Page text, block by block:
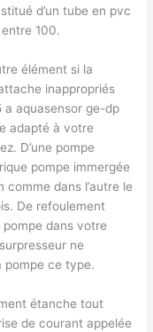
d’un tube en pvc
100.
élément si la
inappropriés
aquasensor ge-dp
adapté à votre
D’une pompe
pompe immergée
comme dans l’autre le
De refoulement
dans votre
ne
pompe ce type.
étanche tout
de courant appelée